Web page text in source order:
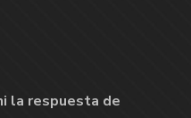
la respuesta de